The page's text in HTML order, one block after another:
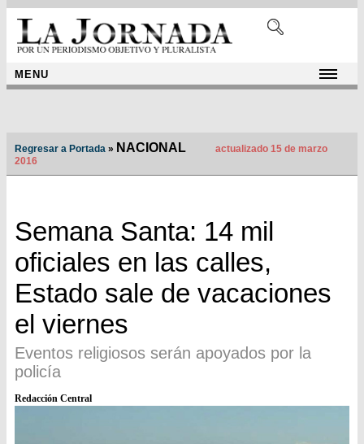
MENU
Regresar a Portada » NACIONAL
actualizado 15 de marzo
2016
Semana Santa: 14 mil
oficiales en las calles,
Estado sale de vacaciones
el viernes
Eventos religiosos serán apoyados por la
policía
Redacción Central